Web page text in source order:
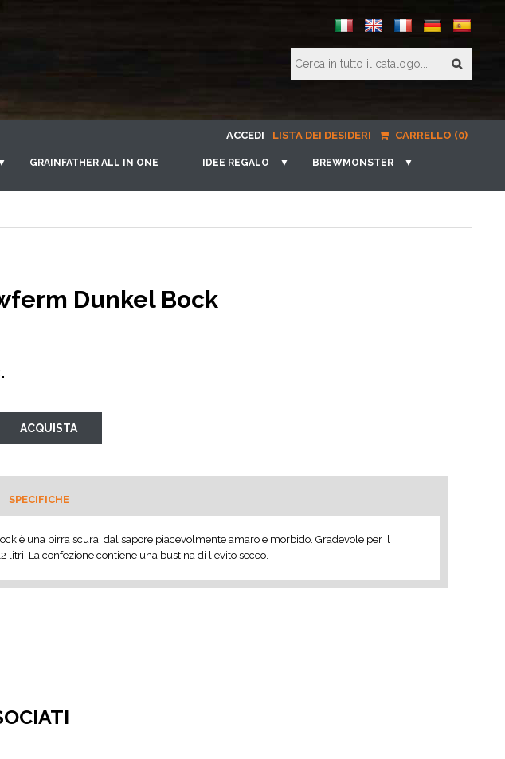
ACCEDI LISTA DEI DESIDERI CARRELLO (0)
GRAINFATHER ALL IN ONE IDEE REGALO ▼ BREWMONSTER
▼
Dunkel Bock
SPECIFICHE
è una birra scura, dal sapore piacevolmente amaro e morbido. Gradevole per il
litri. La confezione contiene una bustina di lievito secco.